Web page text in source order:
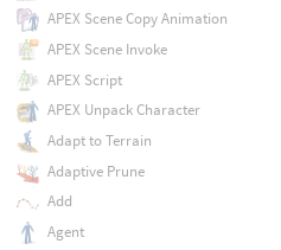
APEX Scene Copy Animation
APEX Scene Invoke
APEX Script
APEX Unpack Character
Adapt to Terrain
Adaptive Prune
Add
Agent